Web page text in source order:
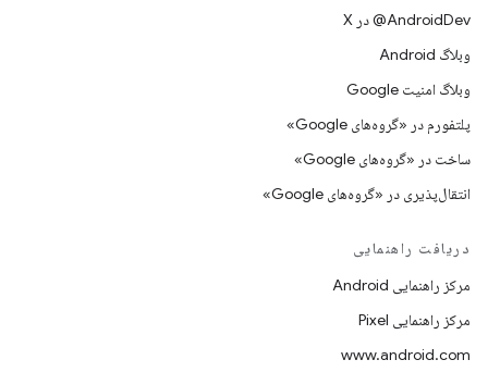
‫‎@AndroidDev در X
وبلاگ Android
وبلاگ امنیت Google
پلتفورم در «گروه‌های Google»
ساخت در «گروه‌های Google»
انتقال‌پذیری در «گروه‌های Google»
دریافت راهنمایی
مرکز راهنمایی Android
مرکز راهنمایی Pixel
www.android.com